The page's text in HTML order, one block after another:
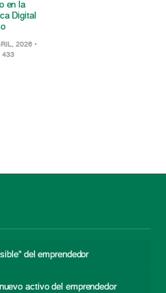
en la
Digital
2026 •
433
del emprendedor
activo del emprendedor